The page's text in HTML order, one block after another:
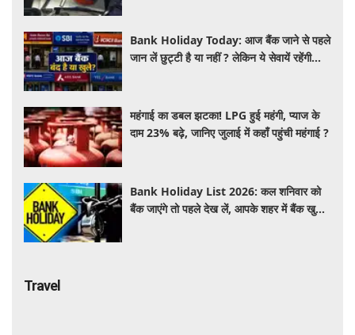
Bank Holiday Today: आज बैंक जाने से पहले
जान लें छुट्टी है या नहीं ? लेकिन ये सेवायें रहेंगी
महंगाई का डबल झटका! LPG हुई महंगी, प्याज के
दाम 23% बढ़े, जानिए जुलाई में कहाँ पहुंची महंगाई ?
Bank Holiday List 2026: कल शनिवार को
बैंक जाएंगे तो पहले देख लें, आपके शहर में बैंक खुले
Travel